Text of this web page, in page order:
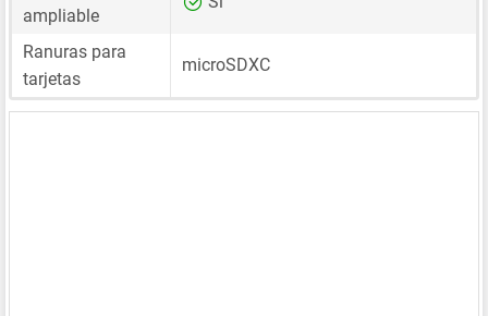
ampliable
Ranuras para
tarjetas
microSDXC